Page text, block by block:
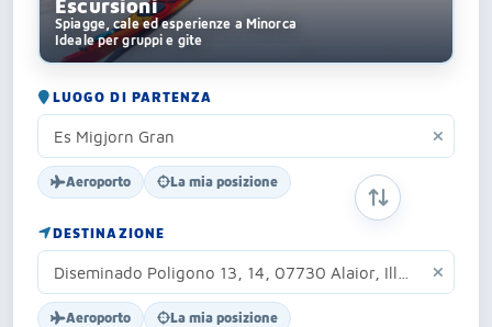
Escursioni
Spiagge, cale ed esperienze a Minorca
Ideale per gruppi e gite
LUOGO DI PARTENZA
Aeroporto La mia posizione
DESTINAZIONE
Aeroporto La mia posizione
SCAMBIA